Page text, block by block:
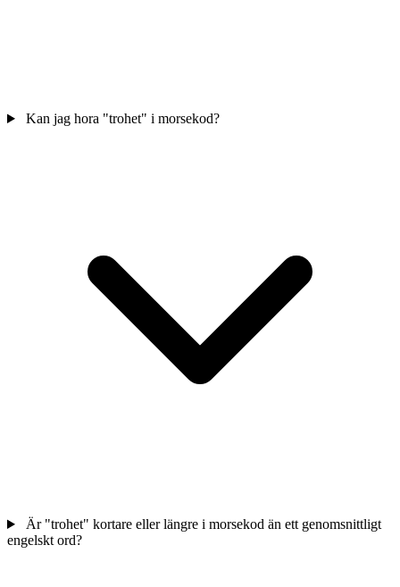
Kan jag hora "trohet" i morsekod?
Är "trohet" kortare eller längre i morsekod än ett genomsnittligt
engelskt ord?